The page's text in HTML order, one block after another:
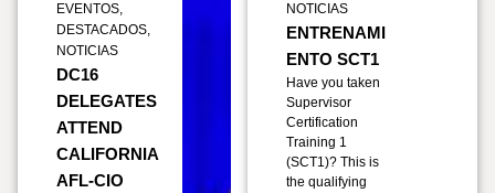
EVENTOS,
DESTACADOS,
NOTICIAS
DC16
DELEGATES
ATTEND
CALIFORNIA
AFL-CIO
NOTICIAS
ENTRENAMI
ENTO SCT1
Have you taken
Supervisor
Certification
Training 1
(SCT1)? This is
the qualifying